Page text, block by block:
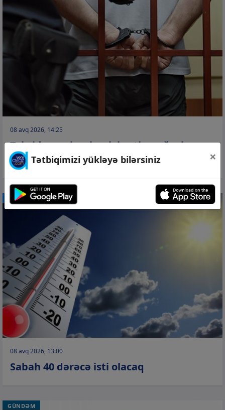
08 avq 2026, 14:25
Taksidən pul və bank kartları oğurlayan
şəxs tutuldu
CƏMİYYƏT
08 avq 2026, 13:00
Sabah 40 dərəcə isti olacaq
GÜNDƏM
Tətbiqimizi yükləyə bilərsiniz ×